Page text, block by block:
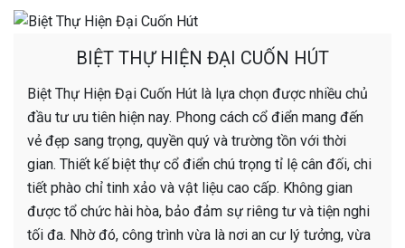
BIỆT THỰ HIỆN ĐẠI CUỐN HÚT
Biệt Thự Hiện Đại Cuốn Hút là lựa chọn được nhiều chủ
đầu tư ưu tiên hiện nay. Phong cách cổ điển mang đến
vẻ đẹp sang trọng, quyền quý và trường tồn với thời
gian. Thiết kế biệt thự cổ điển chú trọng tỉ lệ cân đối, chi
tiết phào chỉ tinh xảo và vật liệu cao cấp. Không gian
được tổ chức hài hòa, bảo đảm sự riêng tư và tiện nghi
tối đa. Nhờ đó, công trình vừa là nơi an cư lý tưởng, vừa